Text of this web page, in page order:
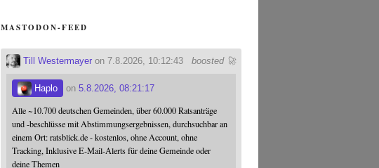
MASTODON-FEED
boosted 🚀
Till Westermayer on 7.8.2026, 10:12:43
Haplo on5.8.2026, 08:21:17
Alle ~10.700 deutschen Gemeinden, über 60.000 Ratsanträge
und -beschlüsse mit Abstimmungsergebnissen, durchsuchbar an
einem Ort: ratsblick.de - kostenlos, ohne Account, ohne
Tracking, Inklusive E-Mail-Alerts für deine Gemeinde oder
deine Themen